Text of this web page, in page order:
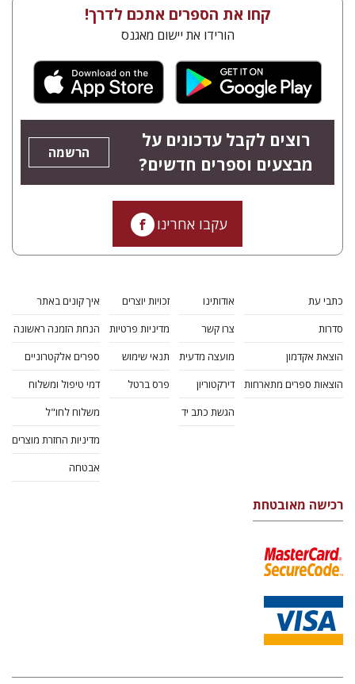
קחו את הספרים אתכם לדרך!
הורידו את יישום מאגנס
רוצים לקבל עדכונים על
מבצעים וספרים חדשים?
הרשמה
עקבו אחרינו
כתבי עת
סדרות
הוצאת אקדמון
הוצאות ספרים מתארחות
אודותינו
צרו קשר
מועצה מדעית
דירקטוריון
הגשת כתב יד
זכויות יוצרים
מדיניות פרטיות
תנאי שימוש
פרס ברטל
איך קונים באתר
הנחת הזמנה ראשונה
ספרים אלקטרוניים
דמי טיפול ומשלוח
משלוח לחו"ל
מדיניות החזרת מוצרים
אבטחה
רכישה מאובטחת